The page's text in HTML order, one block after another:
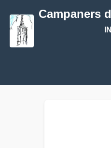
Campaners